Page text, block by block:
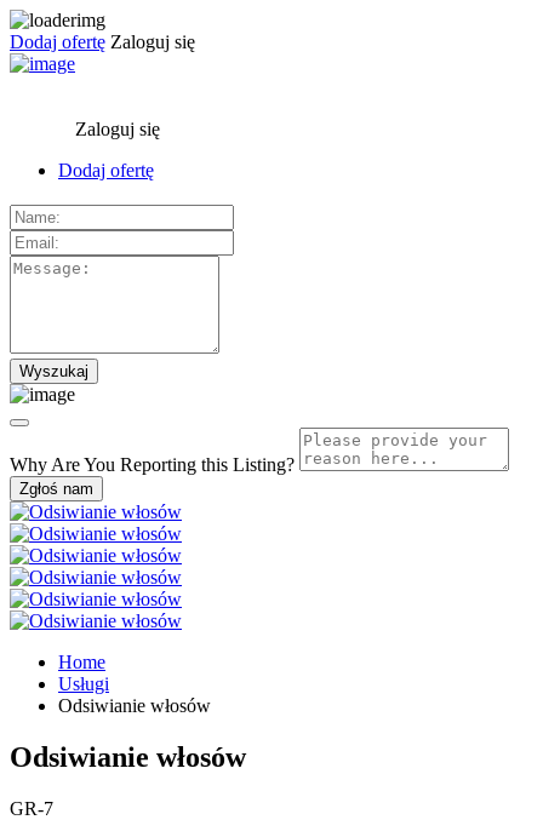
Dodaj ofertę Zaloguj się
Zaloguj się
Dodaj ofertę
Why Are You Reporting this Listing?
Zgłoś nam
Home
Usługi
Odsiwianie włosów
Odsiwianie włosów
GR-7